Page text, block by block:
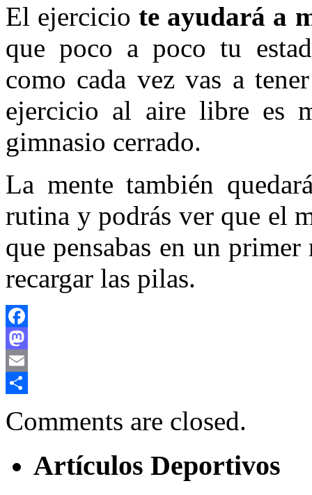
El ejerciciote ayudará a
que poco a poco tu
como cada vez vas a
ejercicio al aire libre es
gimnasio cerrado.
La mente también
rutina y podrás ver que el
que pensabas en un
recargar las pilas.
Facebook
Mastodon
Email
Comments are closed.
Artículos Deportivos